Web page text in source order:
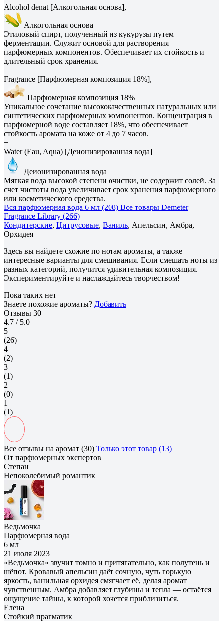
Alcohol denat [Алкогольная основа],
Алкогольная основа
Этиловый спирт, полученный из кукурузы путем
ферментации. Служит основой для растворения
парфюмерных компонентов. Обеспечивает их стойкость и
длительный срок хранения.
+
Fragrance [Парфюмерная композиция 18%],
Парфюмерная композиция 18%
Уникальное сочетание высококачественных натуральных или
синтетических парфюмерных компонентов. Концентрация в
парфюмерной воде составляет 18%, что обеспечивает
стойкость аромата на коже от 4 до 7 часов.
+
Water (Eau, Aqua) [Деионизированная вода]
Деионизированная вода
Мягкая вода высокой степени очистки, не содержит солей. За
счет чистоты вода увеличивает срок хранения парфюмерного
или косметического средства.
Вся парфюмерная вода 6 мл (208) Все товары Demeter
Fragrance Library (266)
Кондитерские, Цитрусовые, Ваниль, Апельсин, Амбра,
Орхидея
Здесь вы найдете схожие по нотам ароматы, а также
интересные варианты для смешивания. Если смешать ноты из
разных категорий, получится удивительная композиция.
Экспериментируйте и наслаждайтесь творчеством!
Пока таких нет
Знаете похожие ароматы? Добавить
Отзывы 30
4.7 / 5.0
5
(26)
4
(2)
3
(1)
2
(0)
1
(1)
Все отзывы на аромат (30) Только этот товар (13)
От парфюмерных экспертов
Степан
Непоколебимый романтик
Ведьмочка
Парфюмерная вода
6 мл
21 июля 2023
«Ведьмочка» звучит томно и притягательно, как полутень и
шёпот. Кровавый апельсин даёт сочную, чуть горькую
яркость, ванильная орхидея смягчает её, делая аромат
чувственным. Амбра добавляет глубины и тепла — остаётся
ощущение тайны, к которой хочется приблизиться.
Елена
Cтойкий прагматик